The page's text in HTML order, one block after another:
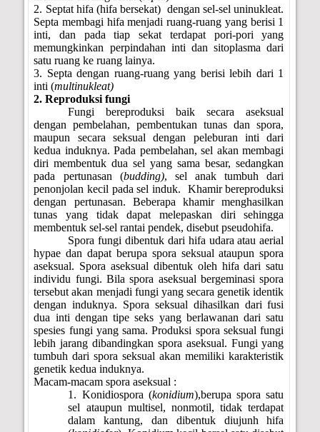
2. Septat hifa (hifa bersekat) dengan sel-sel uninukleat.
Septa membagi hifa menjadi ruang-ruang yang berisi 1
inti, dan pada tiap sekat terdapat pori-pori yang
memungkinkan perpindahan inti dan sitoplasma dari
satu ruang ke ruang lainya.
3. Septa dengan ruang-ruang yang berisi lebih dari 1
inti (multinukleat)
2. Reproduksi fungi
Fungi bereproduksi baik secara aseksual
dengan pembelahan, pembentukan tunas dan spora,
maupun secara seksual dengan peleburan inti dari
kedua induknya. Pada pembelahan, sel akan membagi
diri membentuk dua sel yang sama besar, sedangkan
pada pertunasan (budding), sel anak tumbuh dari
penonjolan kecil pada sel induk.
Khamir bereproduksi
dengan pertunasan. Beberapa khamir menghasilkan
tunas yang tidak dapat melepaskan diri sehingga
membentuk sel-sel rantai pendek, disebut pseudohifa.
Spora fungi dibentuk dari hifa udara atau aerial
hypae dan dapat berupa spora seksual ataupun spora
aseksual. Spora aseksual dibentuk oleh hifa dari satu
individu fungi. Bila spora aseksual bergeminasi spora
tersebut akan menjadi fungi yang secara genetik identik
dengan induknya. Spora seksual dihasilkan dari fusi
dua inti dengan tipe seks yang berlawanan dari satu
spesies fungi yang sama. Produksi spora seksual fungi
lebih jarang dibandingkan spora aseksual. Fungi yang
tumbuh dari spora seksual akan memiliki karakteristik
genetik kedua induknya.
Macam-macam spora aseksual :
1. Konidiospora (konidium),berupa spora satu
sel ataupun multisel, nonmotil, tidak terdapat
dalam kantung, dan dibentuk diujunh hifa